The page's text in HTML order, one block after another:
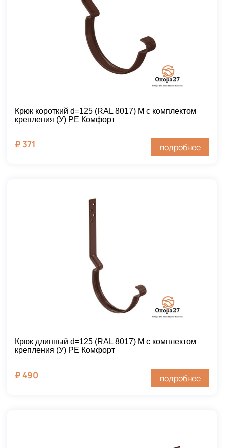
Крюк короткий d=125 (RAL 8017) М с комплектом
крепления (У) PE Комфорт
₽ 371 подробнее
Крюк длинный d=125 (RAL 8017) М с комплектом
крепления (У) PE Комфорт
₽490 подробнее